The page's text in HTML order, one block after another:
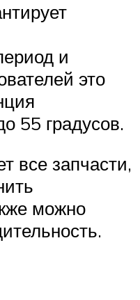
и
это
55 градусов.
все запчасти,
можно